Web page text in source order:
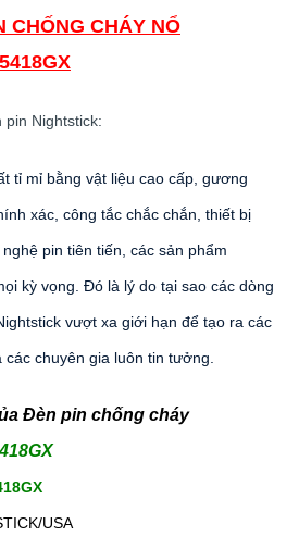
CHỐNG CHÁY NỔ
Nightstick:
tỉ mỉ bằng vật liệu cao cấp, gương
xác, công tắc chắc chắn, thiết bị
pin tiên tiến, các sản phẩm
kỳ vọng. Đó là lý do tại sao các dòng
vượt xa giới hạn để tạo ra các
các chuyên gia luôn tin tưởng.
Đèn pin chống cháy
USA